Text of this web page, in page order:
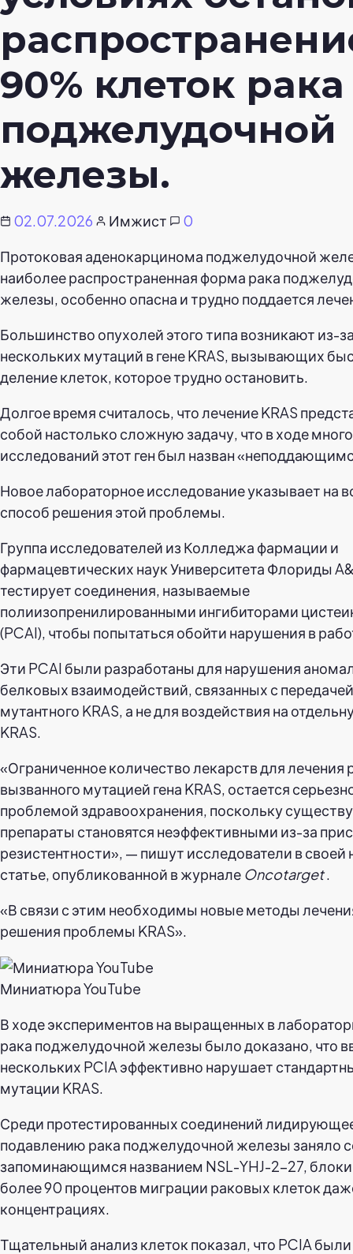
90% клеток рака
поджелудочной
железы.
02.07.2026 Имжист
0
Протоковая аденокарцинома поджелудочной
наиболее распространенная форма рака
железы, особенно опасна и трудно поддается
Большинство опухолей этого типа возникают из-
нескольких мутаций в гене KRAS, вызывающих
деление клеток, которое трудно остановить.
Долгое время считалось, что лечение KRAS
собой настолько сложную задачу, что в ходе
исследований этот ген был назван
Новое лабораторное исследование указывает на
способ решения этой проблемы.
Группа исследователей из Колледжа фармации и
фармацевтических наук Университета Флориды
тестирует соединения, называемые
полиизопренилированными ингибиторами
(PCAI), чтобы попытаться обойти нарушения в
Эти PCAI были разработаны для нарушения
белковых взаимодействий, связанных с
мутантного KRAS, а не для воздействия на
KRAS.
«Ограниченное количество лекарств для лечения
вызванного мутацией гена KRAS, остается
проблемой здравоохранения, поскольку
препараты становятся неэффективными из-за
резистентности», — пишут исследователи в своей
статье, опубликованной в журнале Oncotarget.
«В связи с этим необходимы новые методы
решения проблемы KRAS».
Миниатюра YouTube
В ходе экспериментов на выращенных в
рака поджелудочной железы было доказано, что
нескольких PCIA эффективно нарушает
мутации KRAS.
Среди протестированных соединений
подавлению рака поджелудочной железы заняло
запоминающимся названием NSL-YHJ-2-27,
более 90 процентов миграции раковых клеток
концентрациях.
Тщательный анализ клеток показал, что PCIA были